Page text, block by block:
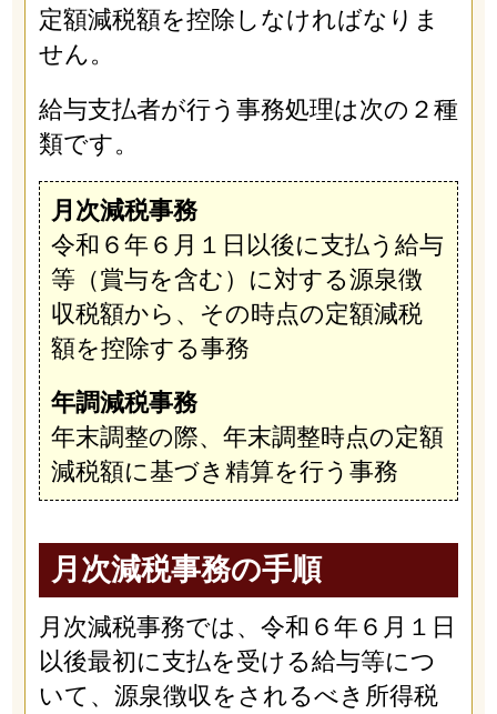
定額減税額を控除しなければなりま
せん。
給与支払者が行う事務処理は次の２種
類です。
月次減税事務
令和６年６月１日以後に支払う給与
等（賞与を含む）に対する源泉徴
収税額から、その時点の定額減税
額を控除する事務
年調減税事務
年末調整の際、年末調整時点の定額
減税額に基づき精算を行う事務
月次減税事務の手順
月次減税事務では、令和６年６月１日
以後最初に支払を受ける給与等につ
いて、源泉徴収をされるべき所得税